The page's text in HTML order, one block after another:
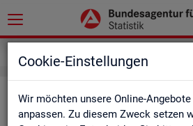
Cookie-Einstellungen
Wir möchten unsere Online-
anpassen. Zu diesem Zweck setzen
Kon­takt